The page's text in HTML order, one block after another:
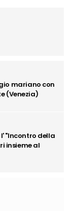
mariano con
(Venezia)
l' "Incontro della
insieme al